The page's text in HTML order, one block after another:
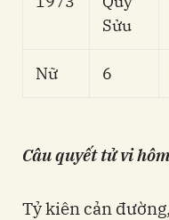
Sửu
Nữ 6
Câu quyết tử vi
Tỷ kiên cản